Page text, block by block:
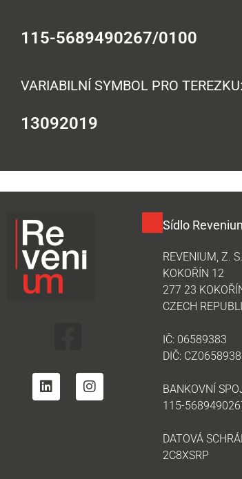
115-5689490267/0100
VARIABILNÍ SYMBOL PRO TEREZKU:
13092019
Sídlo
REVENIUM, Z. S.
KOKOŘÍN 12
277 23
CZECH
IČ: 06589383
DIČ:
BANKOVNÍ
115-
DATOVÁ
2C8XSRP